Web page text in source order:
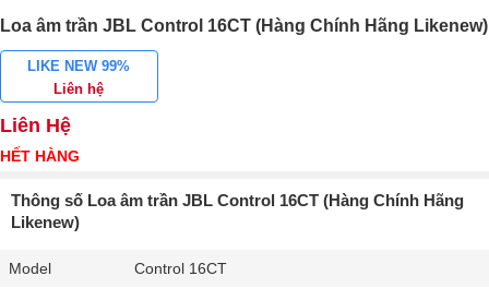
Loa âm trần JBL Control 16CT (Hàng Chính Hãng Likenew)
LIKE NEW 99%
Liên hệ
Liên Hệ
HẾT HÀNG
Thông số Loa âm trần JBL Control 16CT (Hàng Chính Hãng
Likenew)
Model Control 16CT